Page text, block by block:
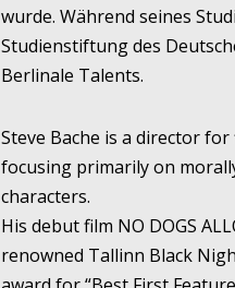
wurde. Während seines
Studienstiftung des
Berlinale Talents.
Steve Bache is a director
focusing primarily on
characters.
His debut film NO DOGS
renowned Tallinn Black